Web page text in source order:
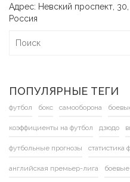
Адрес: Невский проспект,
Россия
ПОПУЛЯРНЫЕ ТЕГИ
футбол бокс самооборона
коэффициенты на футбол дзюдо
футбольные прогнозы статистика
английская премьер-лига